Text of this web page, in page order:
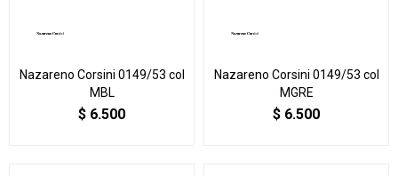
Nazareno Corsini 0149/53 col
MBL
$ 6.500
Nazareno Corsini 0149/53 col
MGRE
$ 6.500